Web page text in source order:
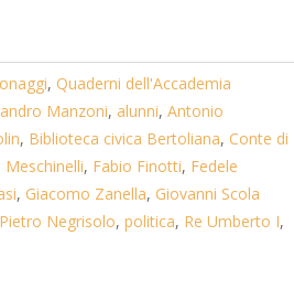
, Quaderni dell'Accademia
Manzoni, alunni, Antonio
, Biblioteca civica Bertoliana, Conte di
, Fabio Finotti, Fedele
, Giacomo Zanella, Giovanni Scola
Pietro Negrisolo, politica, Re Umberto I,